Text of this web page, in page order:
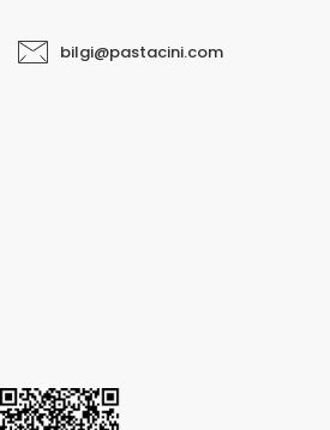
bilgi@pastacini.com